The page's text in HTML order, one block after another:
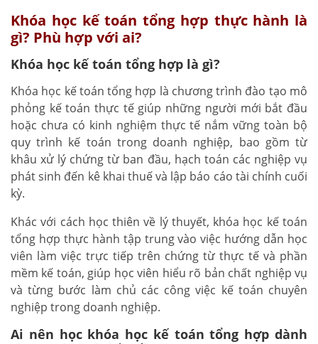
Khóa học kế toán tổng hợp thực hành là
gì? Phù hợp với ai?
Khóa học kế toán tổng hợp là gì?
Khóa học kế toán tổng hợp là chương trình đào tạo mô
phỏng kế toán thực tế giúp những người mới bắt đầu
hoặc chưa có kinh nghiệm thực tế nắm vững toàn bộ
quy trình kế toán trong doanh nghiệp, bao gồm từ
khâu xử lý chứng từ ban đầu, hạch toán các nghiệp vụ
phát sinh đến kê khai thuế và lập báo cáo tài chính cuối
kỳ.
Khác với cách học thiên về lý thuyết, khóa học kế toán
tổng hợp thực hành tập trung vào việc hướng dẫn học
viên làm việc trực tiếp trên chứng từ thực tế và phần
mềm kế toán, giúp học viên hiểu rõ bản chất nghiệp vụ
và từng bước làm chủ các công việc kế toán chuyên
nghiệp trong doanh nghiệp.
Ai nên học khóa học kế toán tổng hợp dành